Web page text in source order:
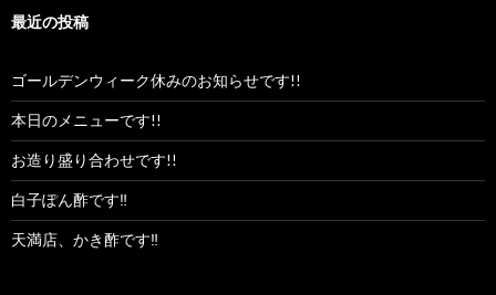
最近の投稿
ゴールデンウィーク休みのお知らせです!!
本日のメニューです!!
お造り盛り合わせです!!
白子ぽん酢です‼︎
天満店、かき酢です‼︎